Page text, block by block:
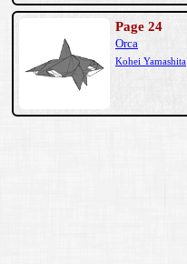
Page 24
Orca
Kohei Yamashita